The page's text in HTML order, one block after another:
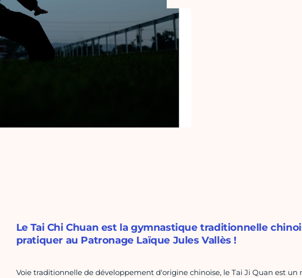
Le Tai Chi Chuan est la gymnastique traditionnelle
pratiquer au Patronage Laïque Jules Vallès !
Voie traditionnelle de développement d'origine chinoise, le Tai Ji Quan est un